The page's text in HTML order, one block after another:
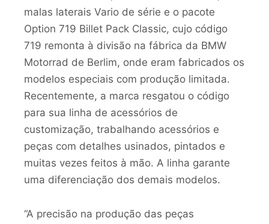
malas laterais Vario de série e o pacote
Option 719 Billet Pack Classic, cujo código
719 remonta à divisão na fábrica da BMW
Motorrad de Berlim, onde eram fabricados os
modelos especiais com produção limitada.
Recentemente, a marca resgatou o código
para sua linha de acessórios de
customização, trabalhando acessórios e
peças com detalhes usinados, pintados e
muitas vezes feitos à mão. A linha garante
uma diferenciação dos demais modelos.
“A precisão na produção das peças